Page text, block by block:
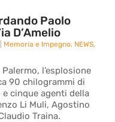
Paolo
D’Amelio
Memoria e Impegno, NEWS,
l’esplosione
90 chilogrammi di
cinque agenti della
Li Muli, Agostino
Traina.